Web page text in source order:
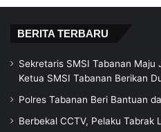
BERITA TERBARU
Sekretaris SMSI Tabanan Maju
Ketua SMSI Tabanan Berikan
Polres Tabanan Beri Bantuan
Berbekal CCTV, Pelaku Tabrak